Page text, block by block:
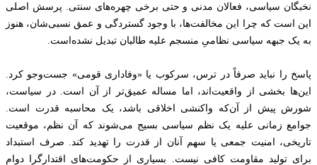
نخبگان سیاسی، فعالان مدنی و حتی برخی چهره‌های سنتی. پرسش اصلی
این است که چرا این مخالفت‌ها، با وجود گستردگی و عمق نسبی‌شان، هنوز
به یک جبهه سیاسی نظامیِ منسجم علیه طالبان تبدیل نشده‌است.
پاسخ را نباید صرفاً در ترس، سرکوب یا «وفاداری قومی» جست‌وجو کرد.
این‌ها بخشی از واقعیت‌اند، اما مساله عمیق‌تر از آن است. در سیاست،
شورش پیش از آن‌که واکنشی اخلاقی باشد، یک محاسبه قدرت است.
جوامع زمانی علیه یک نظم سیاسی بسیج می‌شوند که آن نظم، موقعیت
تاریخی، امنیت جمعی یا سهم آنان از قدرت را تهدید کند. صرف استبداد
برای تولید مقاومت کافی نیست. بسیاری از حکومت‌های اقتدارگرا دوام